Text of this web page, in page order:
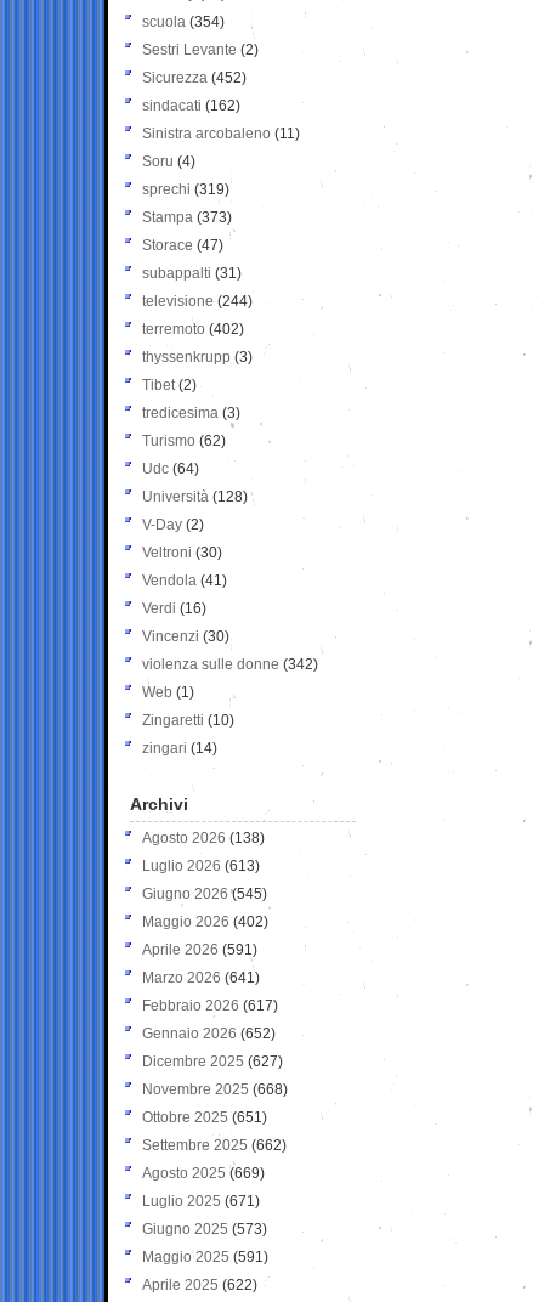
scuola (354)
Sestri Levante (2)
Sicurezza (452)
sindacati (162)
Sinistra arcobaleno (11)
Soru (4)
sprechi (319)
Stampa (373)
Storace (47)
subappalti (31)
televisione(244)
terremoto (402)
thyssenkrupp (3)
Tibet(2)
tredicesima (3)
Turismo (62)
Udc (64)
Università (128)
V-Day (2)
Veltroni (30)
Vendola (41)
Verdi (16)
Vincenzi (30)
violenza sulle donne (342)
Web (1)
Zingaretti (10)
zingari (14)
Archivi
Agosto 2026 (138)
Luglio 2026 (613)
Giugno 2026 (545)
Maggio 2026 (402)
Aprile 2026 (591)
Marzo 2026 (641)
Febbraio 2026 (617)
Gennaio 2026 (652)
Dicembre 2025 (627)
Novembre 2025 (668)
Ottobre 2025 (651)
Settembre 2025 (662)
Agosto 2025 (669)
Luglio 2025 (671)
Giugno 2025 (573)
Maggio 2025 (591)
Aprile 2025 (622)